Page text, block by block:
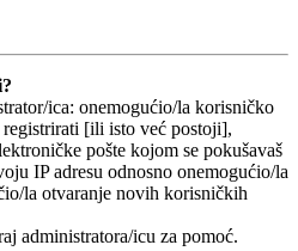
ica: onemogućio/la korisničko
[ili isto već postoji],
pošte kojom se pokušavaš
IP adresu odnosno onemogućio/la
la otvaranje novih korisničkih
administratora/icu za pomoć.